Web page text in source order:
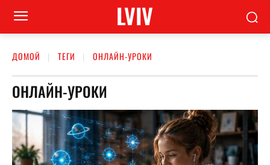
LVIV
ДОМОЙ ТЕГИ ОНЛАЙН-УРОКИ
ОНЛАЙН-УРОКИ